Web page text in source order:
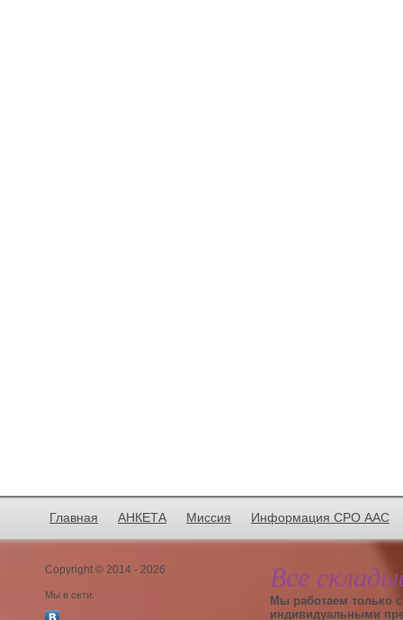
Главная АНКЕТА Миссия Информация СРО ААС
Copyright © 2014 - 2026
Мы в сети:
Все
Мы работаем только
индивидуальными